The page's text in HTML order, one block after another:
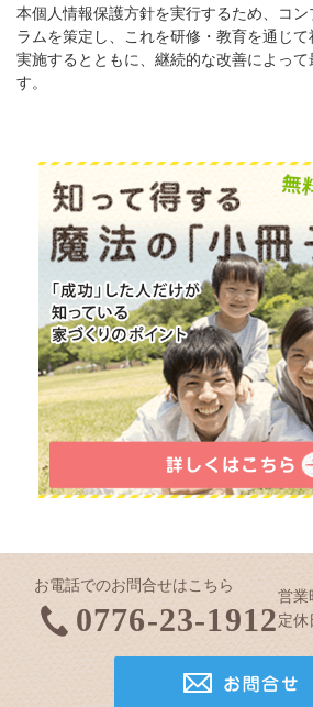
本個人情報保護方針を実行するため、コ
ラムを策定し、これを研修・教育を通じ
実施するとともに、継続的な改善によって
す。
お電話でのお問合せはこちら
0776-23-1912
営業
定休